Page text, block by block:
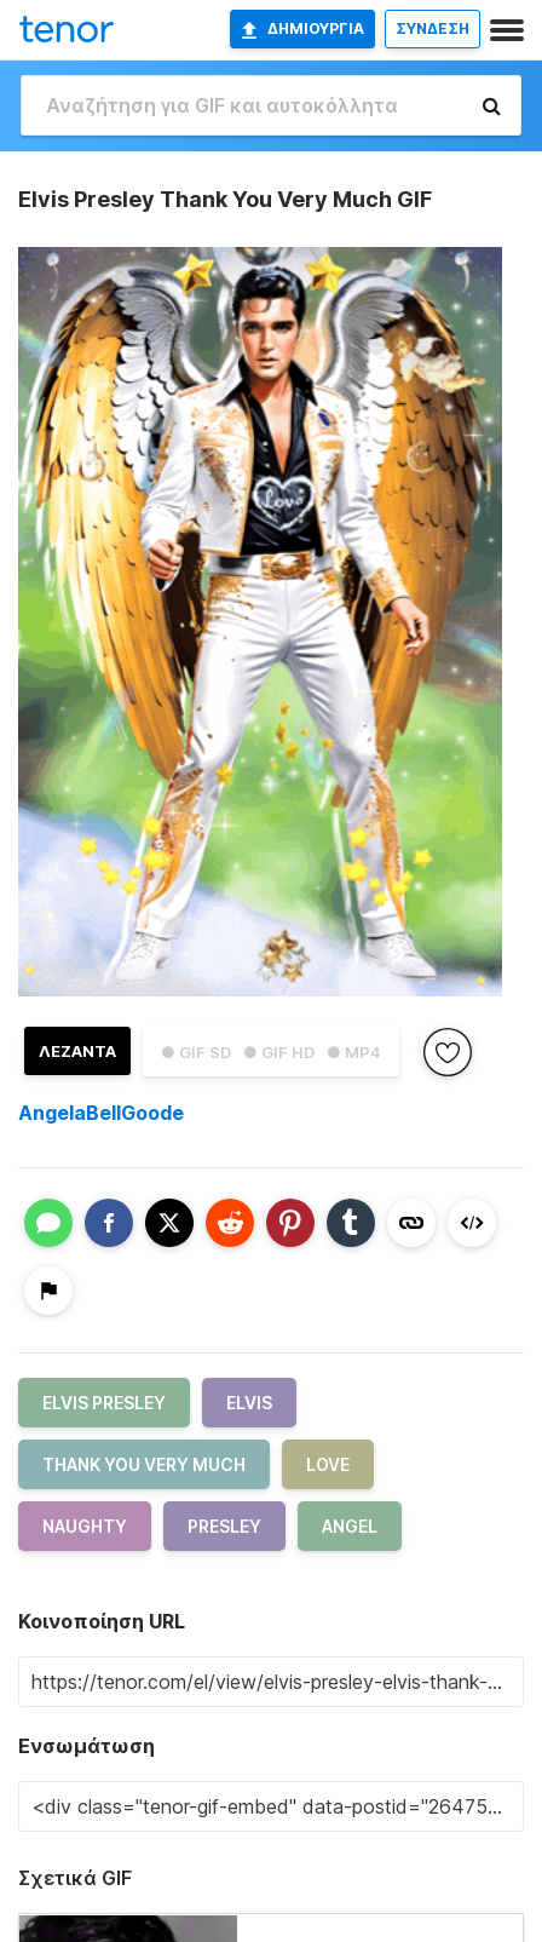
ΔΗΜΙΟΥΡΓΊΑ ΣΥΝΔΕΣΗ
Elvis Presley Thank You Very Much GIF
● GIF SD ● GIF HD ● MP4
ΛΕΖΑΝΤΑ
AngelaBellGoode
ELVIS PRESLEY ELVIS
THANK YOU VERY MUCH LOVE
NAUGHTY PRESLEY ANGEL
Κοινοποίηση URL
Ενσωμάτωση
Σχετικά GIF